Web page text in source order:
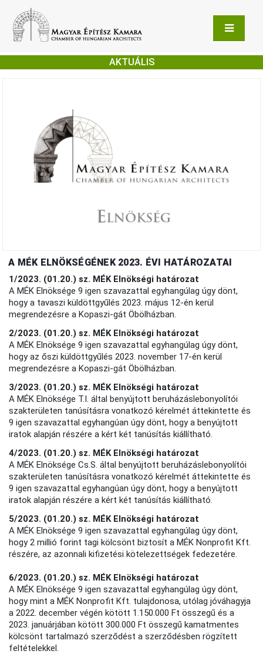
AKTUÁLIS
A MÉK ELNÖKSÉGÉNEK 2023. ÉVI HATÁROZATAI
1/2023. (01.20.) sz. MÉK Elnökségi határozat
A MÉK Elnöksége 9 igen szavazattal egyhangúlag úgy dönt,
hogy a tavaszi küldöttgyűlés 2023. május 12-én kerül
megrendezésre a Kopaszi-gát Öbölházban.
2/2023. (01.20.) sz. MÉK Elnökségi határozat
A MÉK Elnöksége 9 igen szavazattal egyhangúlag úgy dönt,
hogy az őszi küldöttgyűlés 2023. november 17-én kerül
megrendezésre a Kopaszi-gát Öbölházban.
3/2023. (01.20.) sz. MÉK Elnökségi határozat
A MÉK Elnöksége T.I. által benyújtott beruházáslebonyolítói
szakterületen tanúsításra vonatkozó kérelmét áttekintette és
9 igen szavazattal egyhangúan úgy dönt, hogy a benyújtott
iratok alapján részére a kért két tanúsítás kiállítható.
4/2023. (01.20.) sz. MÉK Elnökségi határozat
A MÉK Elnöksége Cs.S. által benyújtott beruházáslebonyolítói
szakterületen tanúsításra vonatkozó kérelmét áttekintette és
9 igen szavazattal egyhangúan úgy dönt, hogy a benyújtott
iratok alapján részére a kért két tanúsítás kiállítható.
5/2023. (01.20.) sz. MÉK Elnökségi határozat
A MÉK Elnöksége 9 igen szavazattal egyhangúlag úgy dönt,
hogy 2 millió forint tagi kölcsönt biztosít a MÉK Nonprofit Kft.
részére, az azonnali kifizetési kötelezettségek fedezetére.
6/2023. (01.20.) sz. MÉK Elnökségi határozat
A MÉK Elnöksége 9 igen szavazattal egyhangúlag úgy dönt,
hogy mint a MÉK Nonprofit Kft. tulajdonosa, utólag jóváhagyja
a 2022. december végén kötött 1.150.000 Ft összegű és a
2023. januárjában kötött 300.000 Ft összegű kamatmentes
kölcsönt tartalmazó szerződést a szerződésben rögzített
feltételekkel.